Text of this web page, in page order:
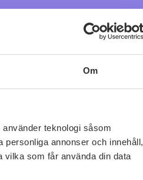
Om
teknologi såsom
personliga annonser och innehåll,
som får använda din data